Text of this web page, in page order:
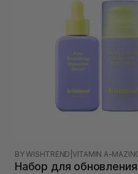
BY WISHTREND VITAMIN A-
Набор для